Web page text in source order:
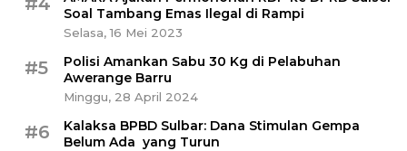
Soal Tambang Emas Ilegal di Rampi
Selasa, 16 Mei 2023
#5
Polisi Amankan Sabu 30 Kg di Pelabuhan
Awerange Barru
Minggu, 28 April 2024
#6
Kalaksa BPBD Sulbar: Dana Stimulan Gempa
Belum Ada yang Turun